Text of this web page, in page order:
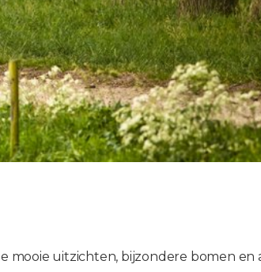
mooie uitzichten, bijzondere bomen en